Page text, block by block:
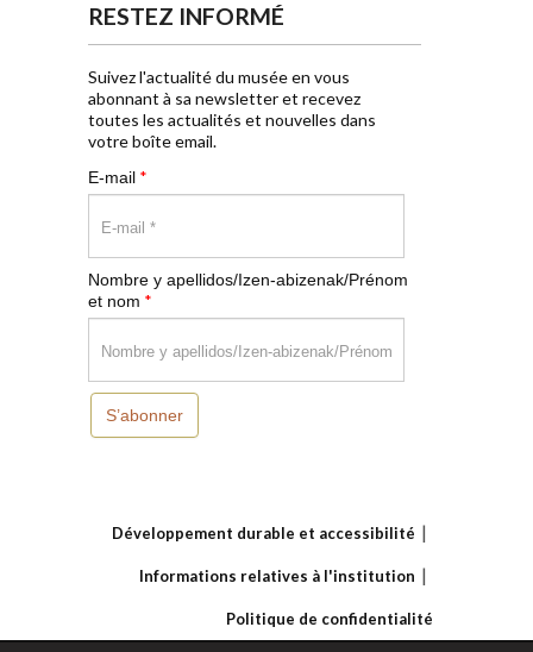
RESTEZ INFORMÉ
Suivez l'actualité du musée en vous
abonnant à sa newsletter et recevez
toutes les actualités et nouvelles dans
votre boîte email.
E-mail *
Nombre y apellidos/Izen-abizenak/Prénom
et nom *
S’abonner
Développement durable et accessibilité
Informations relatives à l'institution
Politique de confidentialité